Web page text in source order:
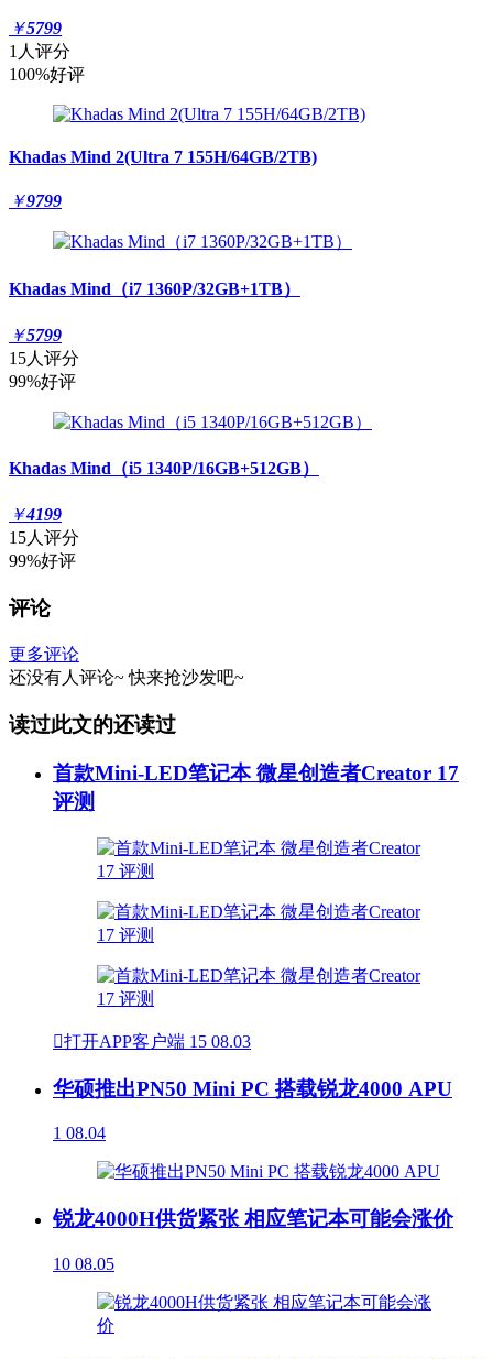
￥5799
1人评分
100%好评
Khadas Mind 2(Ultra 7 155H/64GB/2TB)
￥9799
Khadas Mind（i7 1360P/32GB+1TB）
￥5799
15人评分
99%好评
Khadas Mind（i5 1340P/16GB+512GB）
￥4199
15人评分
99%好评
评论
更多评论
还没有人评论~ 快来抢沙发吧~
读过此文的还读过
首款Mini-LED笔记本 微星创造者Creator 17
评测
打开APP客户端 15 08.03
华硕推出PN50 Mini PC 搭载锐龙4000 APU
1 08.04
锐龙4000H供货紧张 相应笔记本可能会涨价
10 08.05